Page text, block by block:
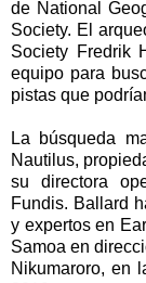
de National
Society. El
Society Fredrik
equipo para
pistas que
La búsqueda
Nautilus,
su directora
Fundis. Ballard
y expertos en
Samoa en
Nikumaroro, en